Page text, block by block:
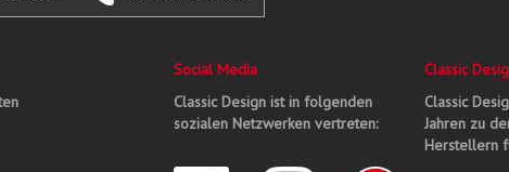
Social Media
Classic Design ist in folgenden
sozialen Netzwerken vertreten:
Classic
Classic
Jahren zu
Herstellern